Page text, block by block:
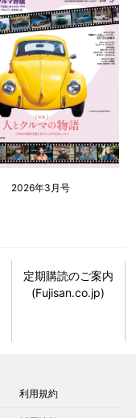
2026年3月号
定期購読のご案内
(Fujisan.co.jp)
利用規約